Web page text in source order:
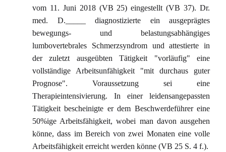
vom 11. Juni 2018 (VB 25) eingestellt (VB 37). Dr.
med. D._____ diagnostizierte ein ausgeprägtes
bewegungs- und belastungsabhängiges
lumbovertebrales Schmerzsyndrom und attestierte in
der zuletzt ausgeübten Tätigkeit "vorläufig" eine
vollständige Arbeitsunfähigkeit "mit durchaus guter
Prognose". Voraussetzung sei eine
Therapieintensivierung. In einer leidensangepassten
Tätigkeit bescheinigte er dem Beschwerdeführer eine
50%ige Arbeitsfähigkeit, wobei man davon ausgehen
könne, dass im Bereich von zwei Monaten eine volle
Arbeitsfähigkeit erreicht werden könne (VB 25 S. 4 f.).